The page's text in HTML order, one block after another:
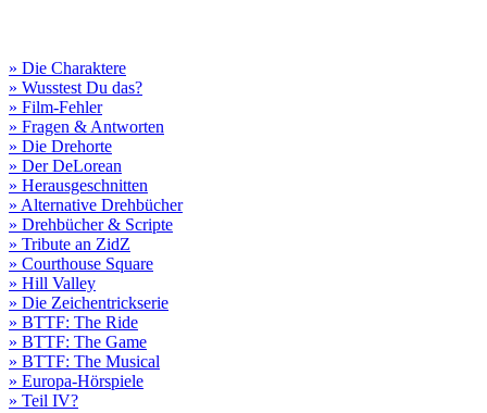
» Die Charaktere
» Wusstest Du das?
» Film-Fehler
» Fragen & Antworten
» Die Drehorte
» Der DeLorean
» Herausgeschnitten
» Alternative Drehbücher
» Drehbücher & Scripte
» Tribute an ZidZ
» Courthouse Square
» Hill Valley
» Die Zeichentrickserie
» BTTF: The Ride
» BTTF: The Game
» BTTF: The Musical
» Europa-Hörspiele
» Teil IV?